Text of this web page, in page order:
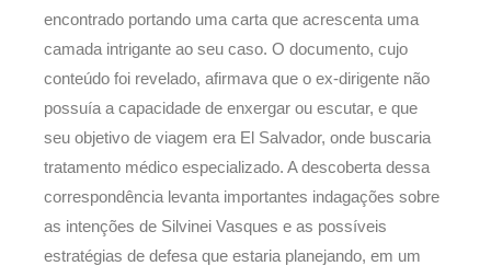
encontrado portando uma carta que acrescenta uma
camada intrigante ao seu caso. O documento, cujo
conteúdo foi revelado, afirmava que o ex-dirigente não
possuía a capacidade de enxergar ou escutar, e que
seu objetivo de viagem era El Salvador, onde buscaria
tratamento médico especializado. A descoberta dessa
correspondência levanta importantes indagações sobre
as intenções de Silvinei Vasques e as possíveis
estratégias de defesa que estaria planejando, em um